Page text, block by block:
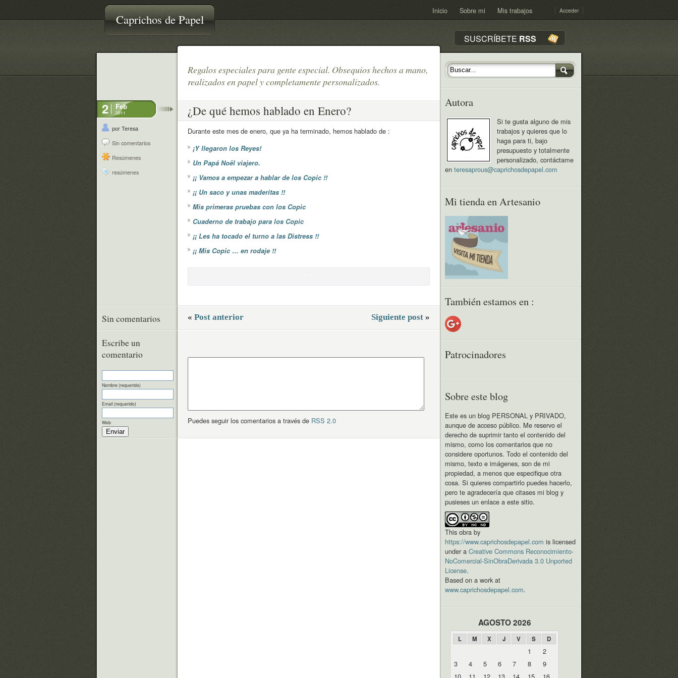
Caprichos de Papel
Acceder
Inicio Sobre mi Mis trabajos
SUSCRÍBETE RSS
Regalos especiales para gente especial. Obsequios hechos a mano,
realizados en papel y completamente personalizados.
2 Feb
2011
por Teresa
Sin comentarios
Resúmenes
resúmenes
¿De qué hemos hablado en Enero?
Durante este mes de enero, que ya ha terminado, hemos hablado de :
¡Y llegaron los Reyes!
Un Papá Noël viajero.
¡¡ Vamos a empezar a hablar de los Copic !!
¡¡ Un saco y unas maderitas !!
Mis primeras pruebas con los Copic
Cuaderno de trabajo para los Copic
¡¡ Les ha tocado el turno a las Distress !!
¡¡ Mis Copic … en rodaje !!
Sin comentarios « Post anterior Siguiente post »
Escribe un
comentario
Nombre (requerido)
Email (requerido)
Web Puedes seguir los comentarios a través de RSS 2.0
Autora
Si te gusta alguno de mis
trabajos y quieres que lo
haga para ti, bajo
presupuesto y totalmente
personalizado, contáctame
en teresaprous@caprichosdepapel.com
Mi tienda en Artesanio
También estamos en :
Patrocinadores
Sobre este blog
Este es un blog PERSONAL y PRIVADO,
aunque de acceso público. Me reservo el
derecho de suprimir tanto el contenido del
mismo, como los comentarios que no
considere oportunos. Todo el contenido del
mismo, texto e imágenes, son de mi
propiedad, a menos que especifique otra
cosa. Si quieres compartirlo puedes hacerlo,
pero te agradecería que citases mi blog y
pusieses un enlace a este sitio.
This obra by
https://www.caprichosdepapel.com is licensed
under a Creative Commons Reconocimiento-
NoComercial-SinObraDerivada 3.0 Unported
License.
Based on a work at
www.caprichosdepapel.com.
AGOSTO 2026
L M X J V S D
1
2
3
4 5 6 7 8
9